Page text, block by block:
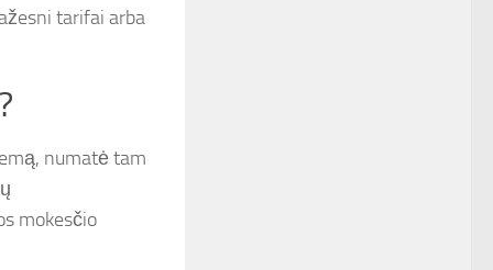
tarifai arba
numatė tam
mokesčio